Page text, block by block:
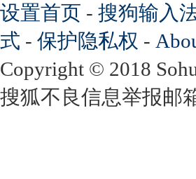
设置首页 - 搜狗输入
式 - 保护隐私权 -
Copyright © 2018
搜狐不良信息举报邮